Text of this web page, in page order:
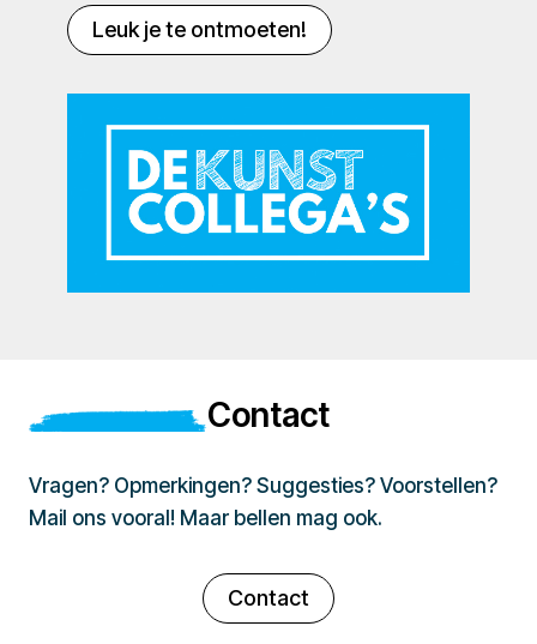
Leuk je te ontmoeten!
Contact
Vragen? Opmerkingen? Suggesties? Voorstellen?
Mail ons vooral! Maar bellen mag ook.
Contact